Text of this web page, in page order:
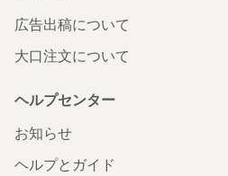
広告出稿について
大口注文について
ヘルプセンター
お知らせ
ヘルプとガイド